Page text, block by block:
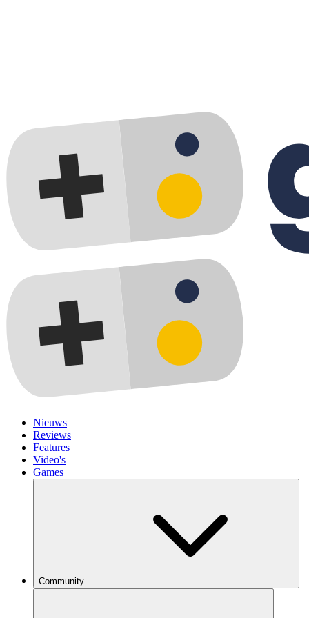
Nieuws
Reviews
Features
Video's
Games
Community